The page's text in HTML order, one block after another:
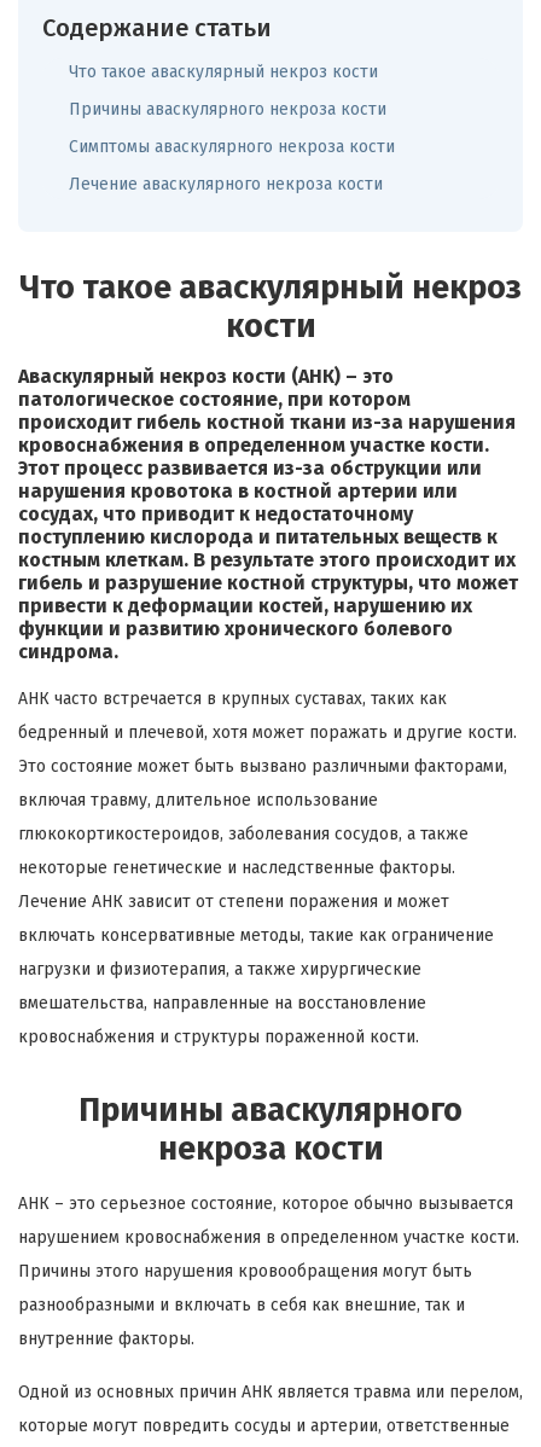
Содержание статьи
Что такое аваскулярный некроз кости
Причины аваскулярного некроза кости
Симптомы аваскулярного некроза кости
Лечение аваскулярного некроза кости
Что такое аваскулярный некроз
кости
Аваскулярный некроз кости (АНК) – это
патологическое состояние, при котором
происходит гибель костной ткани из-за нарушения
кровоснабжения в определенном участке кости.
Этот процесс развивается из-за обструкции или
нарушения кровотока в костной артерии или
сосудах, что приводит к недостаточному
поступлению кислорода и питательных веществ к
костным клеткам. В результате этого происходит их
гибель и разрушение костной структуры, что может
привести к деформации костей, нарушению их
функции и развитию хронического болевого
синдрома.
АНК часто встречается в крупных суставах, таких как
бедренный и плечевой, хотя может поражать и другие кости.
Это состояние может быть вызвано различными факторами,
включая травму, длительное использование
глюкокортикостероидов, заболевания сосудов, а также
некоторые генетические и наследственные факторы.
Лечение АНК зависит от степени поражения и может
включать консервативные методы, такие как ограничение
нагрузки и физиотерапия, а также хирургические
вмешательства, направленные на восстановление
кровоснабжения и структуры пораженной кости.
Причины аваскулярного
некроза кости
АНК – это серьезное состояние, которое обычно вызывается
нарушением кровоснабжения в определенном участке кости.
Причины этого нарушения кровообращения могут быть
разнообразными и включать в себя как внешние, так и
внутренние факторы.
Одной из основных причин АНК является травма или перелом,
которые могут повредить сосуды и артерии, ответственные